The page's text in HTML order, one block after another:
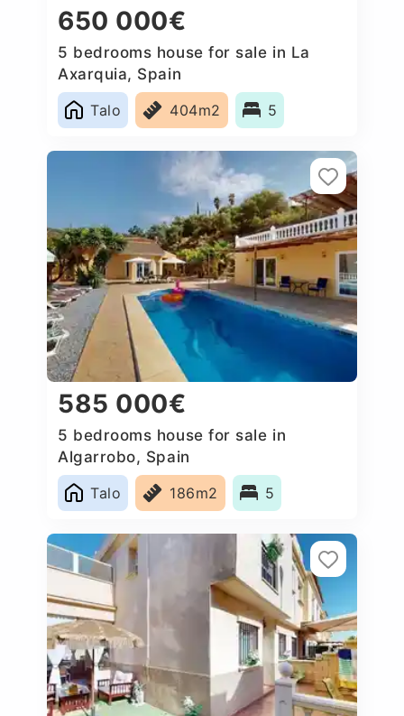
650 000€
5 bedrooms house for sale in La
Axarquia, Spain
Talo
404m2 5
585 000€
5 bedrooms house for sale in
Algarrobo, Spain
Talo
186m2 5